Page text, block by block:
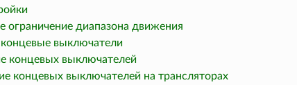
ограничение диапазона движения
выключатели
концевых выключателей
концевых выключателей на трансляторах